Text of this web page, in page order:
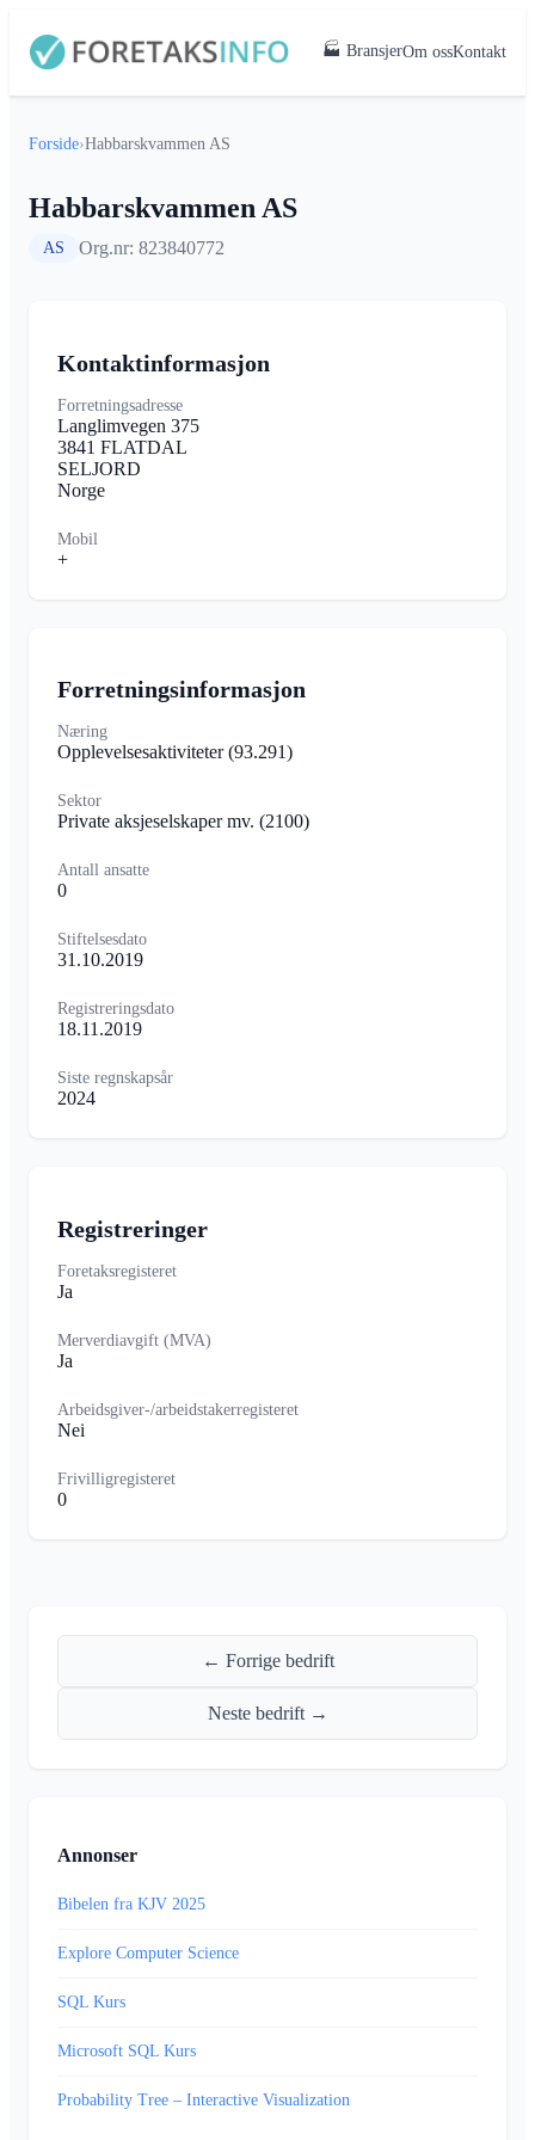
🏭 BransjerOm ossKontakt
Forside›Habbarskvammen AS
Habbarskvammen AS
AS Org.nr: 823840772
Kontaktinformasjon
Forretningsadresse
Langlimvegen 375
3841 FLATDAL
SELJORD
Norge
Mobil
+
Forretningsinformasjon
Næring
Opplevelsesaktiviteter(93.291)
Sektor
Private aksjeselskaper mv. (2100)
Antall ansatte
0
Stiftelsesdato
31.10.2019
Registreringsdato
18.11.2019
Siste regnskapsår
2024
Registreringer
Foretaksregisteret
Ja
Merverdiavgift (MVA)
Ja
Arbeidsgiver-/arbeidstakerregisteret
Nei
Frivilligregisteret
0
← Forrige bedrift
Neste bedrift →
Annonser
Bibelen fra KJV 2025
Explore Computer Science
SQL Kurs
Microsoft SQL Kurs
Probability Tree – Interactive Visualization